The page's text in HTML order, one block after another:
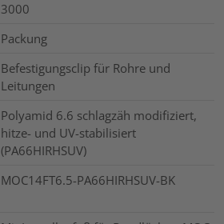
3000
Packung
Befestigungsclip für Rohre und
Leitungen
Polyamid 6.6 schlagzäh modifiziert,
hitze- und UV-stabilisiert
(PA66HIRHSUV)
MOC14FT6.5-PA66HIRHSUV-BK